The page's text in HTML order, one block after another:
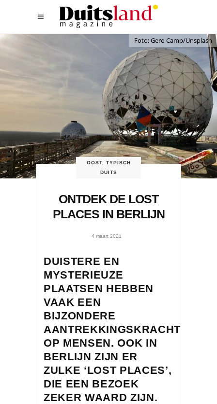
Foto: Gero Camp/Unsplash
OOST, TYPISCH
DUITS
ONTDEK DE LOST
PLACES IN BERLIJN
4 maart 2021
DUISTERE EN
MYSTERIEUZE
PLAATSEN HEBBEN
VAAK EEN
BIJZONDERE
AANTREKKINGSKRACHT
OP MENSEN. OOK IN
BERLIJN ZIJN ER
ZULKE ‘LOST PLACES’,
DIE EEN BEZOEK
ZEKER WAARD ZIJN.